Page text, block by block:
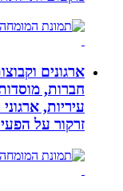
ארגונים וקבוצות
חברות, מוסדות
עיריות, ארגוני
זרקור על הפעילות